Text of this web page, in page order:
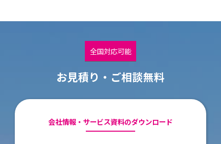
て「廃棄物処理制度小委員会」が設置され検討が行われた結
①不適正ヤード問題への対応
②PCB廃棄物に係る対応
③災害廃棄物への対応
本稿では、①不適正ヤード問題への対応について、その内
※「不適正ヤード問題への対応（その１）」についても、ぜ
全国対応可能
お見積り・ご相談無料
会社情報・サービス資料のダウンロード